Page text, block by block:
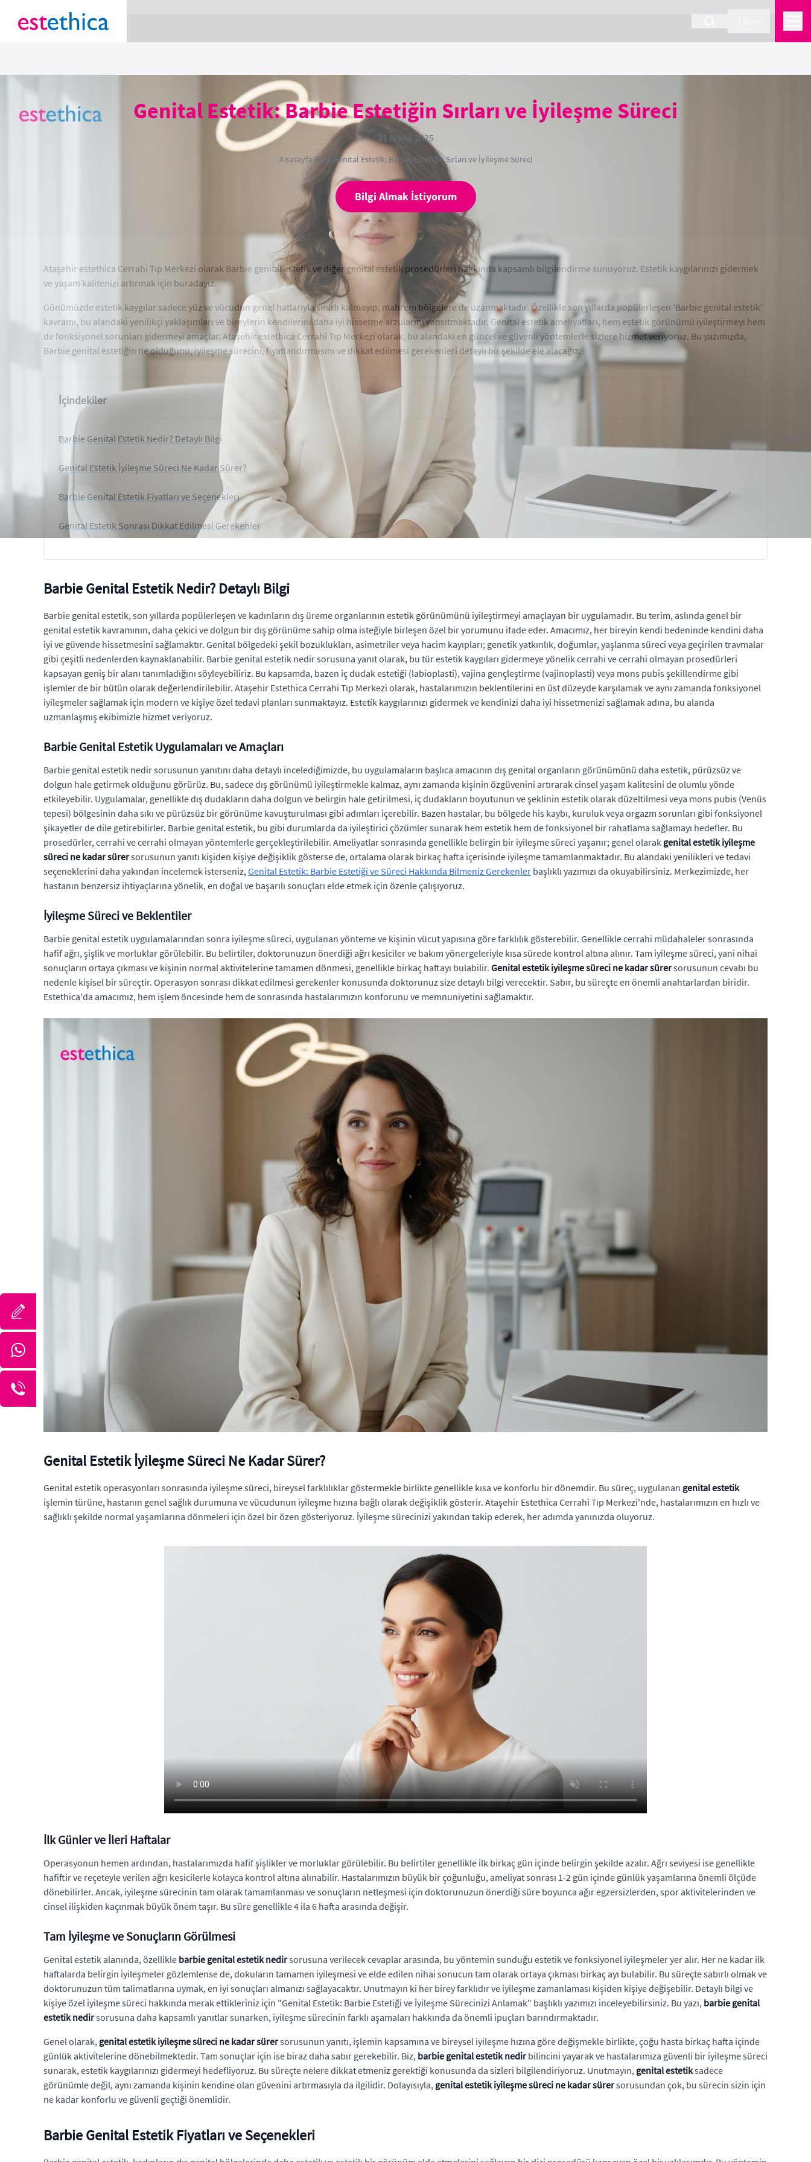
Genital Estetik: Barbie Estetiğin Sırları ve İyileşme Süreci
21 Aralık 2025
Anasayfa›Blog› Genital Estetik: Barbie Estetiğin Sırları ve İyileşme Süreci
Bilgi Almak İstiyorum
Ataşehir estethica Cerrahi Tıp Merkezi olarak Barbie genital estetik ve diğer genital estetik prosedürleri hakkında kapsamlı bilgilendirme sunuyoruz. Estetik kaygılarınızı gidermek
ve yaşam kalitenizi artırmak için buradayız.
Günümüzde estetik kaygılar sadece yüz ve vücudun genel hatlarıyla sınırlı kalmayıp, mahrem bölgelere de uzanmaktadır. Özellikle son yıllarda popülerleşen 'Barbie genital estetik'
kavramı, bu alandaki yenilikçi yaklaşımları ve bireylerin kendilerini daha iyi hissetme arzularını yansıtmaktadır. Genital estetik ameliyatları, hem estetik görünümü iyileştirmeyi hem
de fonksiyonel sorunları gidermeyi amaçlar. Ataşehir estethica Cerrahi Tıp Merkezi olarak, bu alandaki en güncel ve güvenli yöntemlerle sizlere hizmet veriyoruz. Bu yazımızda,
Barbie genital estetiğin ne olduğunu, iyileşme sürecini, fiyatlandırmasını ve dikkat edilmesi gerekenleri detaylı bir şekilde ele alacağız.
İçindekiler
Barbie Genital Estetik Nedir? Detaylı Bilgi
Genital Estetik İyileşme Süreci Ne Kadar Sürer?
Barbie Genital Estetik Fiyatları ve Seçenekleri
Genital Estetik Sonrası Dikkat Edilmesi Gerekenler
Barbie Genital Estetik Nedir? Detaylı Bilgi
Barbie genital estetik, son yıllarda popülerleşen ve kadınların dış üreme organlarının estetik görünümünü iyileştirmeyi amaçlayan bir uygulamadır. Bu terim, aslında genel bir
genital estetik kavramının, daha çekici ve dolgun bir dış görünüme sahip olma isteğiyle birleşen özel bir yorumunu ifade eder. Amacımız, her bireyin kendi bedeninde kendini daha
iyi ve güvende hissetmesini sağlamaktır. Genital bölgedeki şekil bozuklukları, asimetriler veya hacim kayıpları; genetik yatkınlık, doğumlar, yaşlanma süreci veya geçirilen travmalar
gibi çeşitli nedenlerden kaynaklanabilir. Barbie genital estetik nedir sorusuna yanıt olarak, bu tür estetik kaygıları gidermeye yönelik cerrahi ve cerrahi olmayan prosedürleri
kapsayan geniş bir alanı tanımladığını söyleyebiliriz. Bu kapsamda, bazen iç dudak estetiği (labioplasti), vajina gençleştirme (vajinoplasti) veya mons pubis şekillendirme gibi
işlemler de bir bütün olarak değerlendirilebilir. Ataşehir Estethica Cerrahi Tıp Merkezi olarak, hastalarımızın beklentilerini en üst düzeyde karşılamak ve aynı zamanda fonksiyonel
iyileşmeler sağlamak için modern ve kişiye özel tedavi planları sunmaktayız. Estetik kaygılarınızı gidermek ve kendinizi daha iyi hissetmenizi sağlamak adına, bu alanda
uzmanlaşmış ekibimizle hizmet veriyoruz.
Barbie Genital Estetik Uygulamaları ve Amaçları
Barbie genital estetik nedir sorusunun yanıtını daha detaylı incelediğimizde, bu uygulamaların başlıca amacının dış genital organların görünümünü daha estetik, pürüzsüz ve
dolgun hale getirmek olduğunu görürüz. Bu, sadece dış görünümü iyileştirmekle kalmaz, aynı zamanda kişinin özgüvenini artırarak cinsel yaşam kalitesini de olumlu yönde
etkileyebilir. Uygulamalar, genellikle dış dudakların daha dolgun ve belirgin hale getirilmesi, iç dudakların boyutunun ve şeklinin estetik olarak düzeltilmesi veya mons pubis (Venüs
tepesi) bölgesinin daha sıkı ve pürüzsüz bir görünüme kavuşturulması gibi adımları içerebilir. Bazen hastalar, bu bölgede his kaybı, kuruluk veya orgazm sorunları gibi fonksiyonel
şikayetler de dile getirebilirler. Barbie genital estetik, bu gibi durumlarda da iyileştirici çözümler sunarak hem estetik hem de fonksiyonel bir rahatlama sağlamayı hedefler. Bu
prosedürler, cerrahi ve cerrahi olmayan yöntemlerle gerçekleştirilebilir. Ameliyatlar sonrasında genellikle belirgin bir iyileşme süreci yaşanır; genel olarak genital estetik iyileşme
süreci ne kadar sürersorusunun yanıtı kişiden kişiye değişiklik gösterse de, ortalama olarak birkaç hafta içerisinde iyileşme tamamlanmaktadır. Bu alandaki yenilikleri ve tedavi
seçeneklerini daha yakından incelemek isterseniz,Genital Estetik: Barbie Estetiği ve Süreci Hakkında Bilmeniz Gerekenler başlıklı yazımızı da okuyabilirsiniz. Merkezimizde, her
hastanın benzersiz ihtiyaçlarına yönelik, en doğal ve başarılı sonuçları elde etmek için özenle çalışıyoruz.
İyileşme Süreci ve Beklentiler
Barbie genital estetik uygulamalarından sonra iyileşme süreci, uygulanan yönteme ve kişinin vücut yapısına göre farklılık gösterebilir. Genellikle cerrahi müdahaleler sonrasında
hafif ağrı, şişlik ve morluklar görülebilir. Bu belirtiler, doktorunuzun önerdiği ağrı kesiciler ve bakım yönergeleriyle kısa sürede kontrol altına alınır. Tam iyileşme süreci, yani nihai
sonuçların ortaya çıkması ve kişinin normal aktivitelerine tamamen dönmesi, genellikle birkaç haftayı bulabilir. Genital estetik iyileşme süreci ne kadar sürersorusunun cevabı bu
nedenle kişisel bir süreçtir. Operasyon sonrası dikkat edilmesi gerekenler konusunda doktorunuz size detaylı bilgi verecektir. Sabır, bu süreçte en önemli anahtarlardan biridir.
Estethica'da amacımız, hem işlem öncesinde hem de sonrasında hastalarımızın konforunu ve memnuniyetini sağlamaktır.
Genital Estetik İyileşme Süreci Ne Kadar Sürer?
Genital estetik operasyonları sonrasında iyileşme süreci, bireysel farklılıklar göstermekle birlikte genellikle kısa ve konforlu bir dönemdir. Bu süreç, uygulanan genital estetik
işlemin türüne, hastanın genel sağlık durumuna ve vücudunun iyileşme hızına bağlı olarak değişiklik gösterir. Ataşehir Estethica Cerrahi Tıp Merkezi'nde, hastalarımızın en hızlı ve
sağlıklı şekilde normal yaşamlarına dönmeleri için özel bir özen gösteriyoruz. İyileşme sürecinizi yakından takip ederek, her adımda yanınızda oluyoruz.
İlk Günler ve İleri Haftalar
Operasyonun hemen ardından, hastalarımızda hafif şişlikler ve morluklar görülebilir. Bu belirtiler genellikle ilk birkaç gün içinde belirgin şekilde azalır. Ağrı seviyesi ise genellikle
hafiftir ve reçeteyle verilen ağrı kesicilerle kolayca kontrol altına alınabilir. Hastalarımızın büyük bir çoğunluğu, ameliyat sonrası 1-2 gün içinde günlük yaşamlarına önemli ölçüde
dönebilirler. Ancak, iyileşme sürecinin tam olarak tamamlanması ve sonuçların netleşmesi için doktorunuzun önerdiği süre boyunca ağır egzersizlerden, spor aktivitelerinden ve
cinsel ilişkiden kaçınmak büyük önem taşır. Bu süre genellikle 4 ila 6 hafta arasında değişir.
Tam İyileşme ve Sonuçların Görülmesi
Genital estetik alanında, özellikle barbie genital estetik nedirsorusuna verilecek cevaplar arasında, bu yöntemin sunduğu estetik ve fonksiyonel iyileşmeler yer alır. Her ne kadar ilk
haftalarda belirgin iyileşmeler gözlemlense de, dokuların tamamen iyileşmesi ve elde edilen nihai sonucun tam olarak ortaya çıkması birkaç ayı bulabilir. Bu süreçte sabırlı olmak ve
doktorunuzun tüm talimatlarına uymak, en iyi sonuçları almanızı sağlayacaktır. Unutmayın ki her birey farklıdır ve iyileşme zamanlaması kişiden kişiye değişebilir. Detaylı bilgi ve
kişiye özel iyileşme süreci hakkında merak ettikleriniz için "Genital Estetik: Barbie Estetiği ve İyileşme Sürecinizi Anlamak" başlıklı yazımızı inceleyebilirsiniz. Bu yazı, barbie genital
estetik nedirsorusuna daha kapsamlı yanıtlar sunarken, iyileşme sürecinin farklı aşamaları hakkında da önemli ipuçları barındırmaktadır.
Genel olarak, genital estetik iyileşme süreci ne kadar sürersorusunun yanıtı, işlemin kapsamına ve bireysel iyileşme hızına göre değişmekle birlikte, çoğu hasta birkaç hafta içinde
günlük aktivitelerine dönebilmektedir. Tam sonuçlar için ise biraz daha sabır gerekebilir. Biz, barbie genital estetik nedirbilincini yayarak ve hastalarımıza güvenli bir iyileşme süreci
sunarak, estetik kaygılarınızı gidermeyi hedefliyoruz. Bu süreçte nelere dikkat etmeniz gerektiği konusunda da sizleri bilgilendiriyoruz. Unutmayın, genital estetiksadece
görünümle değil, aynı zamanda kişinin kendine olan güvenini artırmasıyla da ilgilidir. Dolayısıyla, genital estetik iyileşme süreci ne kadar sürersorusundan çok, bu sürecin sizin için
ne kadar konforlu ve güvenli geçtiği önemlidir.
Barbie Genital Estetik Fiyatları ve Seçenekleri